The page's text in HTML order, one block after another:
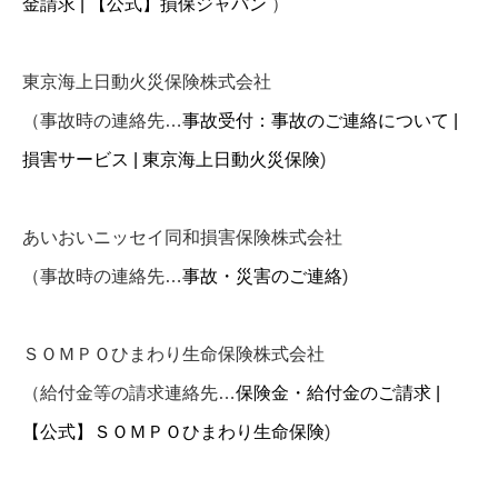
金請求 | 【公式】損保ジャパン ）
東京海上日動火災保険株式会社
（事故時の連絡先…事故受付：事故のご連絡について |
損害サービス | 東京海上日動火災保険)
あいおいニッセイ同和損害保険株式会社
（事故時の連絡先…事故・災害のご連絡)
ＳＯＭＰＯひまわり生命保険株式会社
（給付金等の請求連絡先…保険金・給付金のご請求 |
【公式】ＳＯＭＰＯひまわり生命保険)